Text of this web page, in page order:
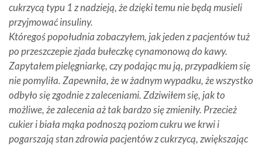
cukrzycą typu 1 z nadzieją, że dzięki temu nie będą musieli
przyjmować insuliny.
Któregoś popołudnia zobaczyłem, jak jeden z pacjentów tuż
po przeszczepie zjada bułeczkę cynamonową do kawy.
Zapytałem pielęgniarkę, czy podając mu ją, przypadkiem się
nie pomyliła. Zapewniła, że w żadnym wypadku, że wszystko
odbyło się zgodnie z zaleceniami. Zdziwiłem się, jak to
możliwe, że zalecenia aż tak bardzo się zmieniły. Przecież
cukier i biała mąka podnoszą poziom cukru we krwi i
pogarszają stan zdrowia pacjentów z cukrzycą, zwiększając